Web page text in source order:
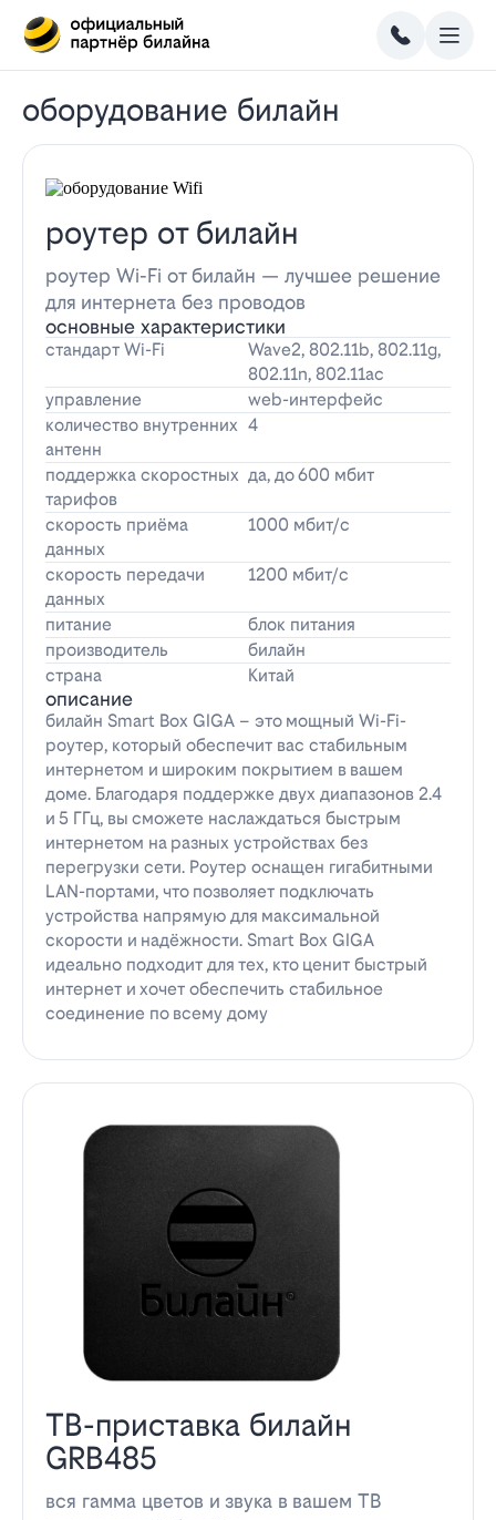
оборудование билайн
роутер от билайн
роутер Wi-Fi от билайн — лучшее решение
для интернета без проводов
основные характеристики
стандарт Wi-Fi
Wave2, 802.11b, 802.11g,
802.11n, 802.11ac
управление
web-интерфейс
количество внутренних
антенн
4
поддержка скоростных
тарифов
да, до 600 мбит
скорость приёма
данных
1000 мбит/с
скорость передачи
данных
1200 мбит/с
питание
блок питания
производитель
билайн
страна
Китай
описание
билайн Smart Box GIGA – это мощный Wi-Fi-
роутер, который обеспечит вас стабильным
интернетом и широким покрытием в вашем
доме. Благодаря поддержке двух диапазонов 2.4
и 5 ГГц, вы сможете наслаждаться быстрым
интернетом на разных устройствах без
перегрузки сети. Роутер оснащен гигабитными
LAN-портами, что позволяет подключать
устройства напрямую для максимальной
скорости и надёжности. Smart Box GIGA
идеально подходит для тех, кто ценит быстрый
интернет и хочет обеспечить стабильное
соединение по всему дому
ТВ-приставка билайн
GRB485
вся гамма цветов и звука в вашем ТВ